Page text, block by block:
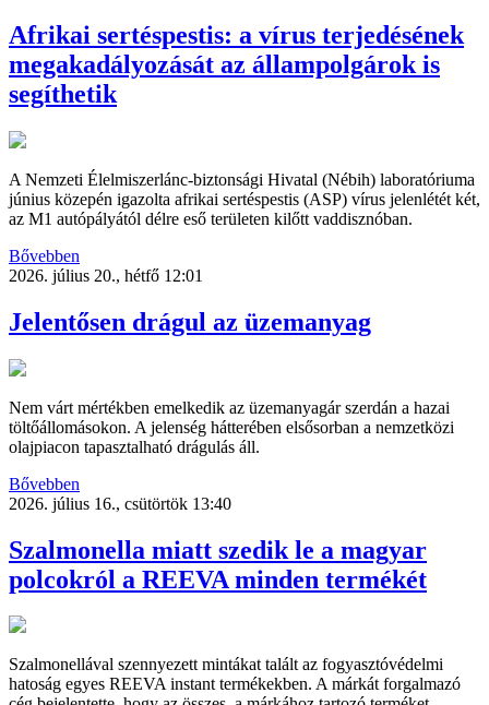
Afrikai sertéspestis: a vírus terjedésének
megakadályozását az állampolgárok is
segíthetik
A Nemzeti Élelmiszerlánc-biztonsági Hivatal (Nébih) laboratóriuma
június közepén igazolta afrikai sertéspestis (ASP) vírus jelenlétét két,
az M1 autópályától délre eső területen kilőtt vaddisznóban.
Bővebben
2026. július 20., hétfő 12:01
Jelentősen drágul az üzemanyag
Nem várt mértékben emelkedik az üzemanyagár szerdán a hazai
töltőállomásokon. A jelenség hátterében elsősorban a nemzetközi
olajpiacon tapasztalható drágulás áll.
Bővebben
2026. július 16., csütörtök 13:40
Szalmonella miatt szedik le a magyar
polcokról a REEVA minden termékét
Szalmonellával szennyezett mintákat talált az fogyasztóvédelmi
hatoság egyes REEVA instant termékekben. A márkát forgalmazó